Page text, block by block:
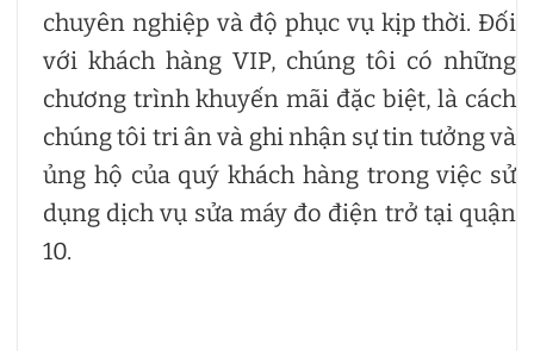
chuyên nghiệp và độ phục vụ kịp thời. Đối
với khách hàng VIP, chúng tôi có những
chương trình khuyến mãi đặc biệt, là cách
chúng tôi tri ân và ghi nhận sự tin tưởng và
ủng hộ của quý khách hàng trong việc sử
dụng dịch vụ sửa máy đo điện trở tại quận
10.